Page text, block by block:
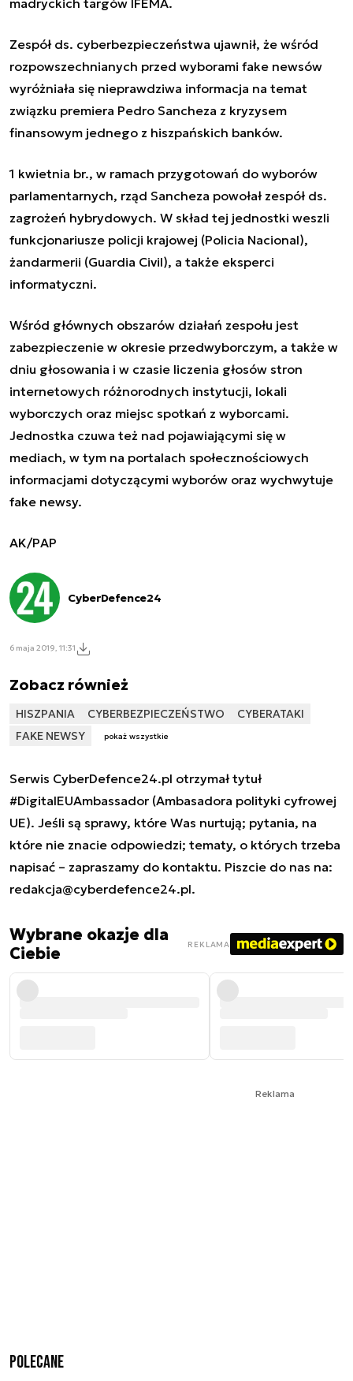
Zespół ds. cyberbezpieczeństwa ujawnił, że wśród
rozpowszechnianych przed wyborami fake newsów
wyróżniała się nieprawdziwa informacja na temat
związku premiera Pedro Sancheza z kryzysem
finansowym jednego z hiszpańskich banków.
1 kwietnia br., w ramach przygotowań do wyborów
parlamentarnych, rząd Sancheza powołał zespół ds.
zagrożeń hybrydowych. W skład tej jednostki weszli
funkcjonariusze policji krajowej (Policia Nacional),
żandarmerii (Guardia Civil), a także eksperci
informatyczni.
Wśród głównych obszarów działań zespołu jest
zabezpieczenie w okresie przedwyborczym, a także w
dniu głosowania i w czasie liczenia głosów stron
internetowych różnorodnych instytucji, lokali
wyborczych oraz miejsc spotkań z wyborcami.
Jednostka czuwa też nad pojawiającymi się w
mediach, w tym na portalach społecznościowych
informacjami dotyczącymi wyborów oraz wychwytuje
fake newsy.
AK/PAP
CyberDefence24
6 maja 2019, 11:31
Zobacz również
HISZPANIA CYBERBEZPIECZEŃSTWO
CYBERATAKI
FAKE NEWSY
pokaż wszystkie
Serwis CyberDefence24.pl otrzymał tytuł
#DigitalEUAmbassador (Ambasadora polityki cyfrowej
UE). Jeśli są sprawy, które Was nurtują; pytania, na
które nie znacie odpowiedzi; tematy, o których trzeba
napisać – zapraszamy do kontaktu. Piszcie do nas na:
redakcja@cyberdefence24.pl.
Wybrane okazje dla
Ciebie
REKLAMA
Reklama
Polecane